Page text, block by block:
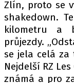
Zlín, proto se
shakedown.
kilometru a
průjezdy.
se jela celá za
Nejdelší RZ
známá a pro